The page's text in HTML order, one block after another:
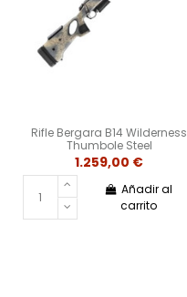
Rifle Bergara B14 Wilderness
Thumbole Steel
1.259,00 €
Añadir al
carrito